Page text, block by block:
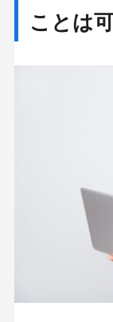
１．プロ
アプリケ
３．必要
Python
４．自分
独学で勉強
ことは